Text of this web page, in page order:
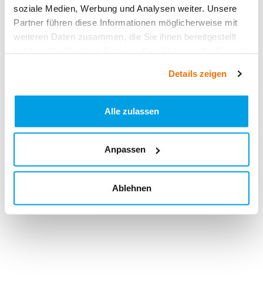
soziale Medien, Werbung und Analysen weiter. Unsere
Partner führen diese Informationen möglicherweise mit
weiteren Daten zusammen, die Sie ihnen bereitgestellt
Details zeigen
Alle zulassen
Anpassen
Ablehnen